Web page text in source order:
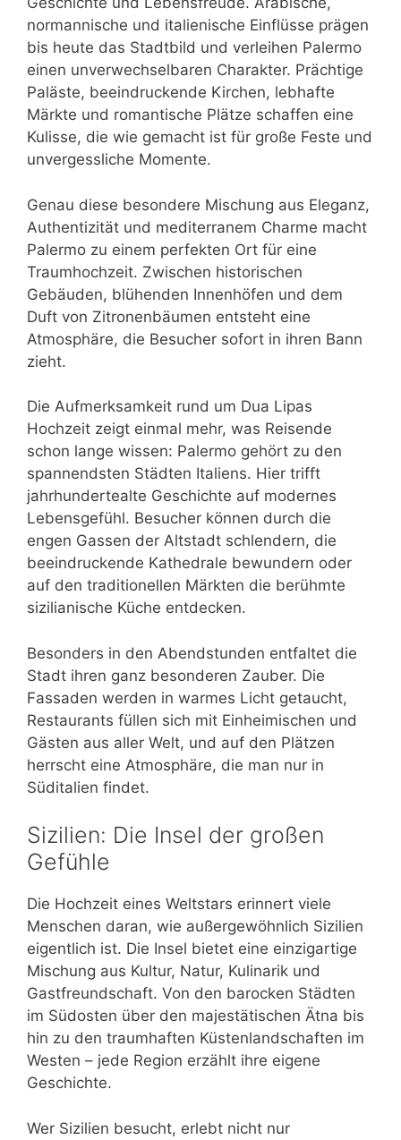
normannische und italienische Einflüsse prägen
bis heute das Stadtbild und verleihen Palermo
einen unverwechselbaren Charakter. Prächtige
Paläste, beeindruckende Kirchen, lebhafte
Märkte und romantische Plätze schaffen eine
Kulisse, die wie gemacht ist für große Feste und
unvergessliche Momente.
Genau diese besondere Mischung aus Eleganz,
Authentizität und mediterranem Charme macht
Palermo zu einem perfekten Ort für eine
Traumhochzeit. Zwischen historischen
Gebäuden, blühenden Innenhöfen und dem
Duft von Zitronenbäumen entsteht eine
Atmosphäre, die Besucher sofort in ihren Bann
zieht.
Die Aufmerksamkeit rund um Dua Lipas
Hochzeit zeigt einmal mehr, was Reisende
schon lange wissen: Palermo gehört zu den
spannendsten Städten Italiens. Hier trifft
jahrhundertealte Geschichte auf modernes
Lebensgefühl. Besucher können durch die
engen Gassen der Altstadt schlendern, die
beeindruckende Kathedrale bewundern oder
auf den traditionellen Märkten die berühmte
sizilianische Küche entdecken.
Besonders in den Abendstunden entfaltet die
Stadt ihren ganz besonderen Zauber. Die
Fassaden werden in warmes Licht getaucht,
Restaurants füllen sich mit Einheimischen und
Gästen aus aller Welt, und auf den Plätzen
herrscht eine Atmosphäre, die man nur in
Süditalien findet.
Sizilien: Die Insel der großen
Gefühle
Die Hochzeit eines Weltstars erinnert viele
Menschen daran, wie außergewöhnlich Sizilien
eigentlich ist. Die Insel bietet eine einzigartige
Mischung aus Kultur, Natur, Kulinarik und
Gastfreundschaft. Von den barocken Städten
im Südosten über den majestätischen Ätna bis
hin zu den traumhaften Küstenlandschaften im
Westen – jede Region erzählt ihre eigene
Geschichte.
Wer Sizilien besucht, erlebt nicht nur